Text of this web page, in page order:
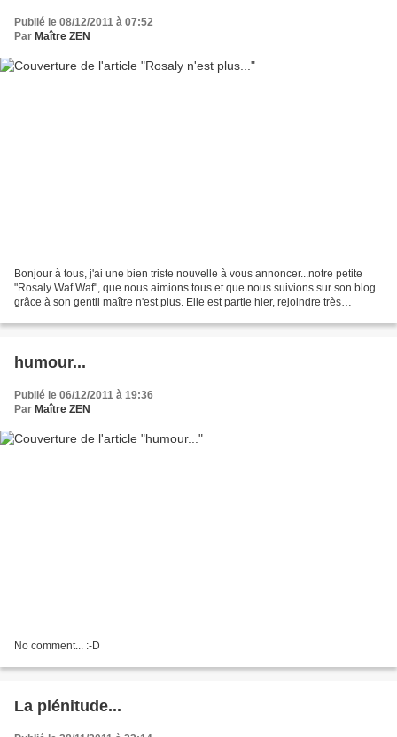
Publié le 08/12/2011 à 07:52
Par Maître ZEN
Bonjour à tous, j'ai une bien triste nouvelle à vous annoncer...notre petite
"Rosaly Waf Waf", que nous aimions tous et que nous suivions sur son blog
grâce à son gentil maître n'est plus. Elle est partie hier, rejoindre très
humour...
Publié le 06/12/2011 à 19:36
Par Maître ZEN
No comment... :-D
La plénitude...